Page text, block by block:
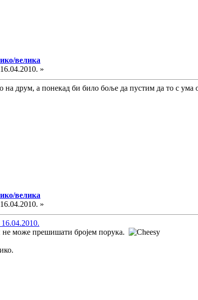
велика
»
друм, а понекад би било боље да пустим да то с ума
велика
»
може прешишати бројем порука.